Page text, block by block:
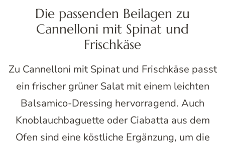
Die passenden Beilagen zu
Cannelloni mit Spinat und
Frischkäse
Zu Cannelloni mit Spinat und Frischkäse passt
ein frischer grüner Salat mit einem leichten
Balsamico-Dressing hervorragend. Auch
Knoblauchbaguette oder Ciabatta aus dem
Ofen sind eine köstliche Ergänzung, um die